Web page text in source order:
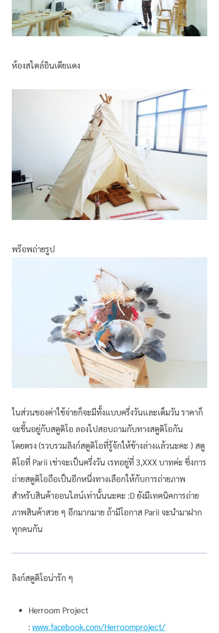
ห้องสไตล์อินเดียแดง
พร๊อพถ่ายรูป
ในส่วนของค่าใช้จ่ายก็จะมีทั้งแบบครึ่งวันและเต็มวัน ราคาก็
จะขึ้นอยู่กับสตูดิโอ ลองไปสอบถามกับทางสตูดิโอกัน
โดยตรง (รวบรวมลิงก์สตูดิโอที่รู้จักให้ข้างล่างแล้วนะคะ ) สตู
ดิโอที่ Parii เช่าจะเป็นครึ่งวัน เรทอยู่ที่ 3,XXX บาทค่ะ ซึ่งการ
ถ่ายสตูดิโอถือเป็นอีกหนึ่งทางเลือกให้กับการถ่ายภาพ
สำหรับสินค้าออนไลน์เท่านั้นนะคะ :D ยังมีเทคนิคการถ่าย
ภาพสินค้าสวย ๆ อีกมากมาย ถ้ามีโอกาส Parii จะนำมาฝาก
ทุกคนกัน
ลิงก์สตูดิโอน่ารัก ๆ
Herroom Project
: www.facebook.com/Herroomproject/